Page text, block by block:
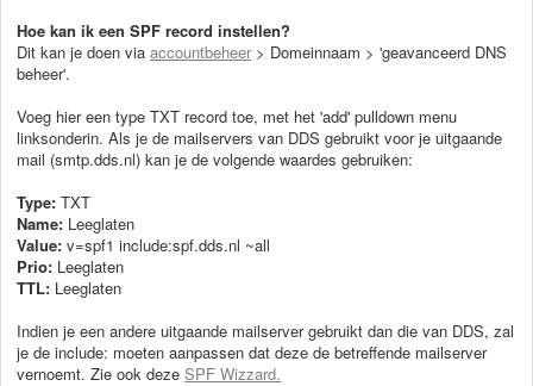
Hoe kan ik een SPF record instellen?
Dit kan je doen via accountbeheer > Domeinnaam > 'geavanceerd DNS
beheer'.
Voeg hier een type TXT record toe, met het 'add' pulldown menu
linksonderin. Als je de mailservers van DDS gebruikt voor je uitgaande
mail (smtp.dds.nl) kan je de volgende waardes gebruiken:
Type: TXT
Name: Leeglaten
Value: v=spf1 include:spf.dds.nl ~all
Prio: Leeglaten
TTL: Leeglaten
Indien je een andere uitgaande mailserver gebruikt dan die van DDS, zal
je de include: moeten aanpassen dat deze de betreffende mailserver
vernoemt. Zie ook deze SPF Wizzard.